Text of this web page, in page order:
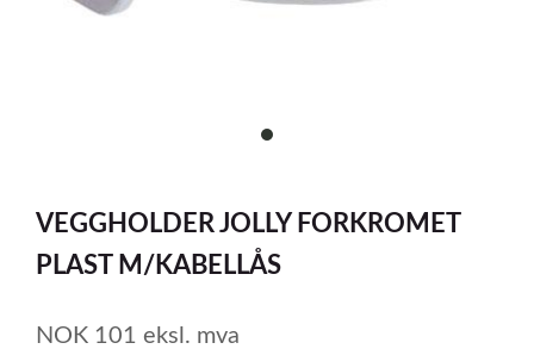
item
of
1
VEGGHOLDER JOLLY FORKROMET
PLAST M/KABELLÅS
NOK 101 eksl. mva